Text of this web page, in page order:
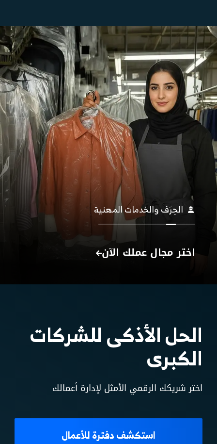
اختر مجال عملك الآن
الحِرَف والخدمات المهنية
الحل الأذكى للشركات
الكبرى
اختر شريكك الرقمي الأمثل لإدارة أعمالك
استكشف دفترة للأعمال